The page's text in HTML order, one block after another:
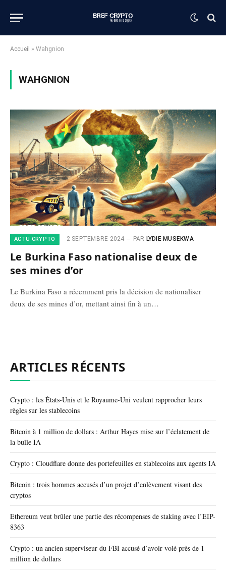
Accueil » Wahgnion
WAHGNION
ACTU CRYPTO 2 SEPTEMBRE 2024 PAR LYDIE MUSEKWA
Le Burkina Faso nationalise deux de
ses mines d’or
Le Burkina Faso a récemment pris la décision de nationaliser
deux de ses mines d’or, mettant ainsi fin à un…
ARTICLES RÉCENTS
Crypto : les États-Unis et le Royaume-Uni veulent rapprocher leurs
règles sur les stablecoins
Bitcoin à 1 million de dollars : Arthur Hayes mise sur l’éclatement de
la bulle IA
Crypto : Cloudflare donne des portefeuilles en stablecoins aux agents IA
Bitcoin : trois hommes accusés d’un projet d’enlèvement visant des
cryptos
Ethereum veut brûler une partie des récompenses de staking avec l’EIP-
8363
Crypto : un ancien superviseur du FBI accusé d’avoir volé près de 1
million de dollars